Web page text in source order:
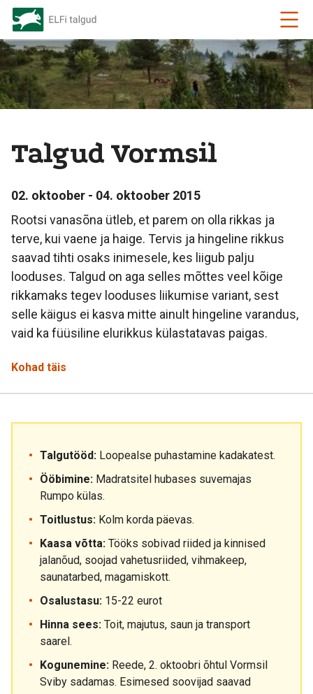
Talgud Vormsil
02. oktoober - 04. oktoober 2015
Rootsi vanasõna ütleb, et parem on olla rikkas ja
terve, kui vaene ja haige. Tervis ja hingeline rikkus
saavad tihti osaks inimesele, kes liigub palju
looduses. Talgud on aga selles mõttes veel kõige
rikkamaks tegev looduses liikumise variant, sest
selle käigus ei kasva mitte ainult hingeline varandus,
vaid ka füüsiline elurikkus külastatavas paigas.
Kohad täis
Talgutööd: Loopealse puhastamine kadakatest.
Ööbimine: Madratsitel hubases suvemajas
Rumpo külas.
Toitlustus: Kolm korda päevas.
Kaasa võtta: Tööks sobivad riided ja kinnised
jalanõud, soojad vahetusriided, vihmakeep,
saunatarbed, magamiskott.
Osalustasu: 15-22 eurot
Hinna sees: Toit, majutus, saun ja transport
saarel.
Kogunemine: Reede, 2. oktoobri õhtul Vormsil
Sviby sadamas. Esimesed soovijad saavad